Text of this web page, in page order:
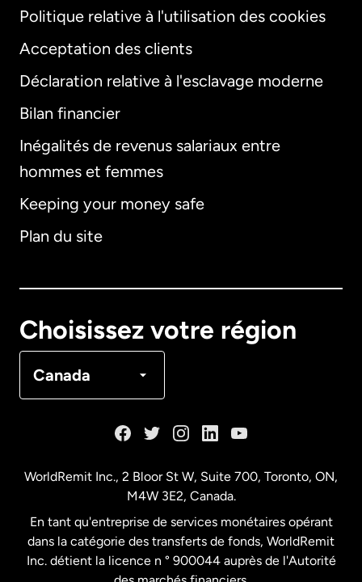
Politique relative à l'utilisation des cookies
Acceptation des clients
Déclaration relative à l'esclavage moderne
Bilan financier
Inégalités de revenus salariaux entre
hommes et femmes
Keeping your money safe
Plan du site
Choisissez votre région
Canada
International
Allemagne
Français
États-Unis Español
WorldRemit Inc., 2 Bloor St W, Suite 700, Toronto, ON,
M4W 3E2, Canada.
En tant qu'entreprise de services monétaires opérant
dans la catégorie des transferts de fonds, WorldRemit
Inc. détient la licence n ° 900044 auprès de l'Autorité